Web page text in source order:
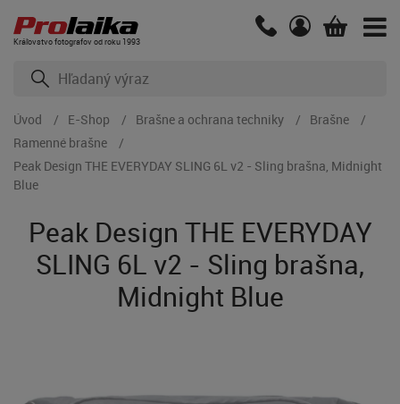
Kráľovstvo fotografov od roku 1993
Úvod E-Shop Brašne a ochrana techniky
Brašne
Ramenné brašne
Peak Design THE EVERYDAY SLING 6L v2 - Sling brašna, Midnight
Blue
Peak Design THE EVERYDAY
SLING 6L v2 - Sling brašna,
Midnight Blue